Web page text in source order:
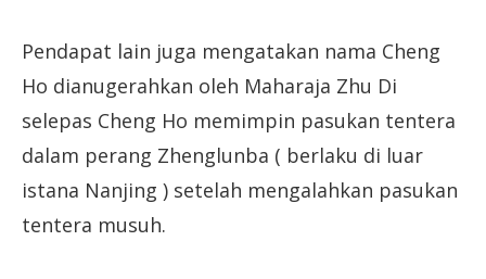
Pendapat lain juga mengatakan nama Cheng
Ho dianugerahkan oleh Maharaja Zhu Di
selepas Cheng Ho memimpin pasukan tentera
dalam perang Zhenglunba ( berlaku di luar
istana Nanjing ) setelah mengalahkan pasukan
tentera musuh.